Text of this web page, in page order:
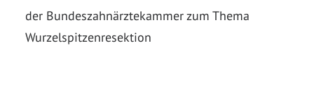
der Bundeszahnärztekammer zum Thema
Wurzelspitzenresektion